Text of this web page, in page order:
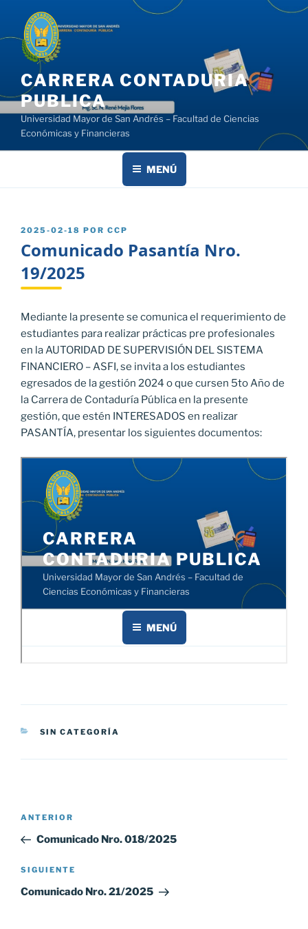
contenido
CARRERA CONTADURIA
PUBLICA
Universidad Mayor de San Andrés – Facultad de Ciencias
Económicas y Financieras
MENÚ
PUBLICADO
2025-02-18 POR CCP
Comunicado Pasantía Nro.
19/2025
Mediante la presente se comunica el requerimiento de
estudiantes para realizar prácticas pre profesionales
en la AUTORIDAD DE SUPERVISIÓN DEL SISTEMA
FINANCIERO – ASFI, se invita a los estudiantes
egresados de la gestión 2024 o que cursen 5to Año de
la Carrera de Contaduría Pública en la presente
gestión, que estén INTERESADOS en realizar
PASANTÍA, presentar los siguientes documentos:
CATEGORÍAS
SIN CATEGORÍA
Navegación
entradas
Entrada
anterior:
ANTERIOR
Comunicado Nro. 018/2025
Siguiente
entrada
SIGUIENTE
Comunicado Nro. 21/2025